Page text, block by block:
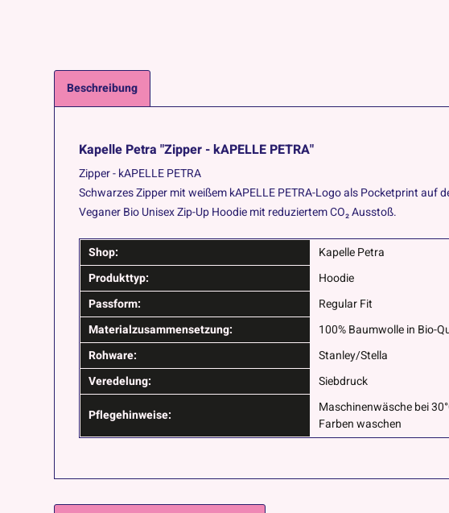
Beschreibung
Kapelle Petra "Zipper - kAPELLE PETRA"
Zipper - kAPELLE PETRA
Schwarzes Zipper mit weißem kAPELLE PETRA-Logo als Pocketprint auf
Veganer Bio Unisex Zip-Up Hoodie mit reduziertem CO₂ Ausstoß.
Shop:
Kapelle Petra
Produkttyp:
Hoodie
Passform:
Regular Fit
Materialzusammensetzung:
100% Baumwolle in Bio-
Rohware:
Stanley/Stella
Veredelung:
Siebdruck
Pflegehinweise:
Maschinenwäsche bei
Farben waschen